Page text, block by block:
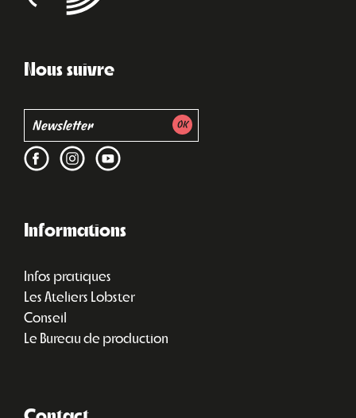
Nous suivre
Informations
Infos pratiques
Les Ateliers Lobster
Conseil
Le Bureau de production